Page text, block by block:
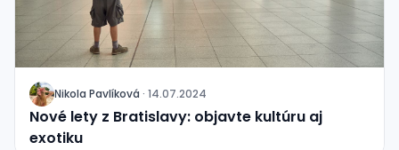
J Nikola Pavlíková · 14.07.2024
Nové lety z Bratislavy: objavte kultúru aj
exotiku